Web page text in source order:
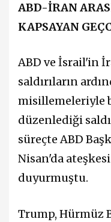
ABD-İRAN
KAPSAYAN
ABD ve İsrail'in
saldırıların
misillemeleriyle
düzenlediği
süreçte ABD
Nisan'da
duyurmuştu.
Trump, Hürmüz